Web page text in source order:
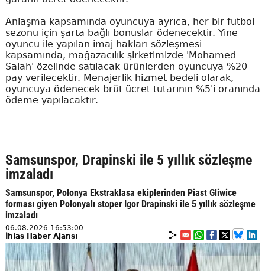
Anlaşma kapsamında oyuncuya ayrıca, her bir futbol
sezonu için şarta bağlı bonuslar ödenecektir. Yine
oyuncu ile yapılan imaj hakları sözleşmesi
kapsamında, mağazacılık şirketimizde 'Mohamed
Salah' özelinde satılacak ürünlerden oyuncuya %20
pay verilecektir. Menajerlik hizmet bedeli olarak,
oyuncuya ödenecek brüt ücret tutarının %5'i oranında
ödeme yapılacaktır.
Samsunspor, Drapinski ile 5 yıllık sözleşme
imzaladı
Samsunspor, Polonya Ekstraklasa ekiplerinden Piast Gliwice
forması giyen Polonyalı stoper Igor Drapinski ile 5 yıllık sözleşme
imzaladı
06.08.2026 16:53:00
İhlas Haber Ajansı